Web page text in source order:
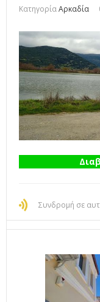
ΚατηγορίαΑρκαδία
Συνδρομή σε